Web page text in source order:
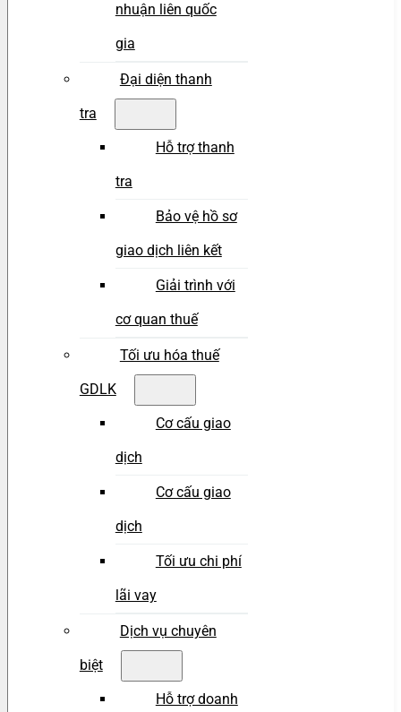
nhuận liên quốc
gia
Đại diện thanh
tra
Hỗ trợ thanh
tra
Bảo vệ hồ sơ
giao dịch liên kết
Giải trình với
cơ quan thuế
Tối ưu hóa thuế
GDLK
Cơ cấu giao
dịch
Cơ cấu giao
dịch
Tối ưu chi phí
lãi vay
Dịch vụ chuyên
biệt
Hỗ trợ doanh